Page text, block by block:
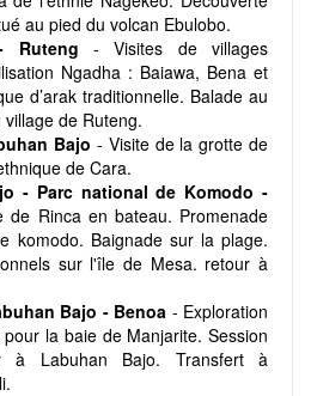
au pied du volcan Ebulobo.
Ruteng - Visites de villages
Ngadha : Baiawa, Bena et
d’arak traditionnelle. Balade au
de Ruteng.
Bajo - Visite de la grotte de
de Cara.
- Parc national de Komodo -
de Rinca en bateau. Promenade
komodo. Baignade sur la plage.
sur l'île de Mesa. retour à
Bajo - Benoa - Exploration
la baie de Manjarite. Session
à Labuhan Bajo. Transfert à